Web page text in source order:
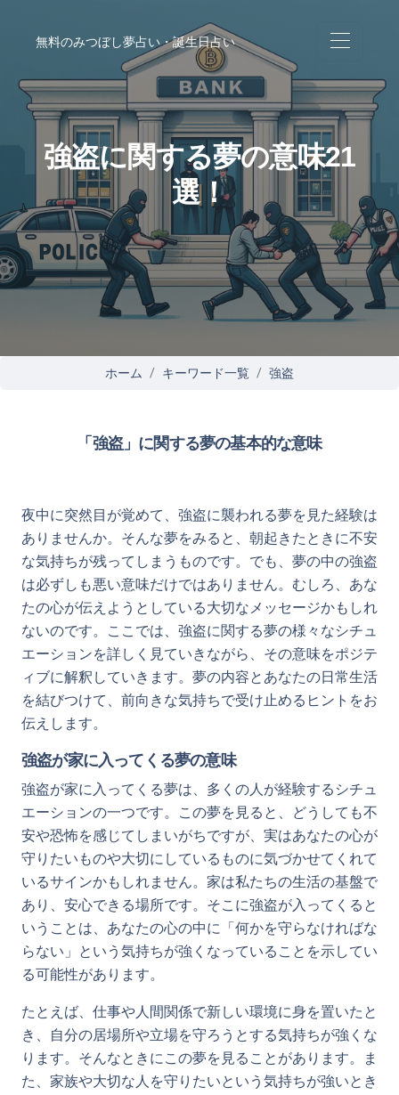
無料のみつぼし夢占い・誕生日占い
強盗に関する夢の意味21
選！
ホーム キーワード一覧 強盗
「強盗」に関する夢の基本的な意味
夜中に突然目が覚めて、強盗に襲われる夢を見た経験は
ありませんか。そんな夢をみると、朝起きたときに不安
な気持ちが残ってしまうものです。でも、夢の中の強盗
は必ずしも悪い意味だけではありません。むしろ、あな
たの心が伝えようとしている大切なメッセージかもしれ
ないのです。ここでは、強盗に関する夢の様々なシチュ
エーションを詳しく見ていきながら、その意味をポジテ
ィブに解釈していきます。夢の内容とあなたの日常生活
を結びつけて、前向きな気持ちで受け止めるヒントをお
伝えします。
強盗が家に入ってくる夢の意味
強盗が家に入ってくる夢は、多くの人が経験するシチュ
エーションの一つです。この夢を見ると、どうしても不
安や恐怖を感じてしまいがちですが、実はあなたの心が
守りたいものや大切にしているものに気づかせてくれて
いるサインかもしれません。家は私たちの生活の基盤で
あり、安心できる場所です。そこに強盗が入ってくると
いうことは、あなたの心の中に「何かを守らなければな
らない」という気持ちが強くなっていることを示してい
る可能性があります。
たとえば、仕事や人間関係で新しい環境に身を置いたと
き、自分の居場所や立場を守ろうとする気持ちが強くな
ります。そんなときにこの夢を見ることがあります。ま
た、家族や大切な人を守りたいという気持ちが強いとき